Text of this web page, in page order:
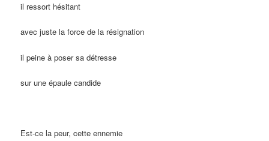
il ressort hésitant
avec juste la force de la résignation
il peine à poser sa détresse
sur une épaule candide
Est-ce la peur, cette ennemie